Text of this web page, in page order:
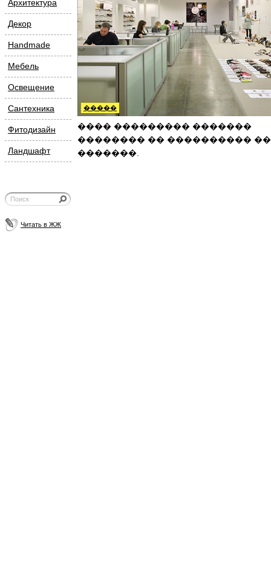
Архитектура
Декор
Handmade
Мебель
Освещение
Сантехника
Фитодизайн
Ландшафт
Читать в ЖЖ
�����
���� ��������� �������
�������� �� ����������
�������.